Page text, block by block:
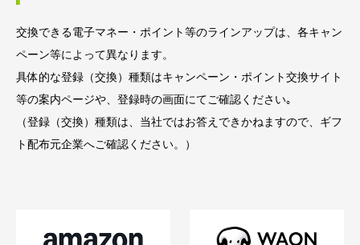
デジタルギフト活用ラボ
個人のお客様はこちら
お問い合わせ
交換できる電子マネー・ポイント等のラインアップは、各キャン
ペーン等によって異なります。
具体的な登録（交換）種類はキャンペーン・ポイント交換サイト
等の案内ページや、登録時の画面にてご確認ください｡
（登録（交換）種類は、当社ではお答えできかねますので、ギフ
ト配布元企業へご確認ください。）